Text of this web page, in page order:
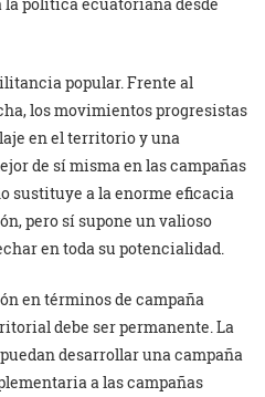
popular. Frente al
los movimientos progresistas
en el territorio y una
de sí misma en las campañas
sustituye a la enorme eficacia
pero sí supone un valioso
en toda su potencialidad.
en términos de campaña
debe ser permanente. La
desarrollar una campaña
a las campañas